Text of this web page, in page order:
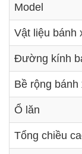
Model
Vật liệu bánh
Đường kính
Bề rộng bánh
Ổ lăn
Tổng chiều